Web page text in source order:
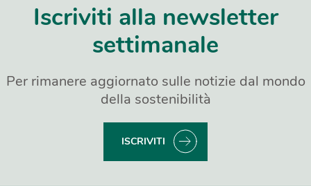
Iscriviti alla newsletter
settimanale
Per rimanere aggiornato sulle notizie dal mondo
della sostenibilità
ISCRIVITI